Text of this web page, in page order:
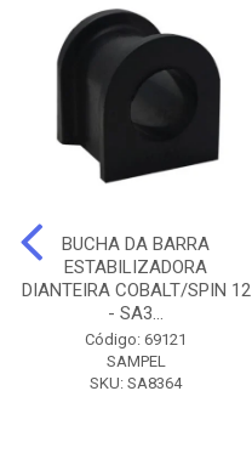
BUCHA DA BARRA
ESTABILIZADORA
DIANTEIRA COBALT/SPIN 12
- SA3...
Código: 69121
SAMPEL
SKU: SA8364